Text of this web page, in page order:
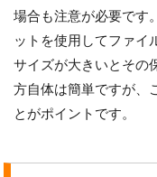
場合も注意が必要です
ットを使用してファイ
サイズが大きいとその
方自体は簡単ですが、
とがポイントです。